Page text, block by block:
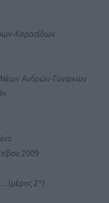
Κορασίδων
Ανδρών-Γυναικών
2009
(μέρος 2 ο)